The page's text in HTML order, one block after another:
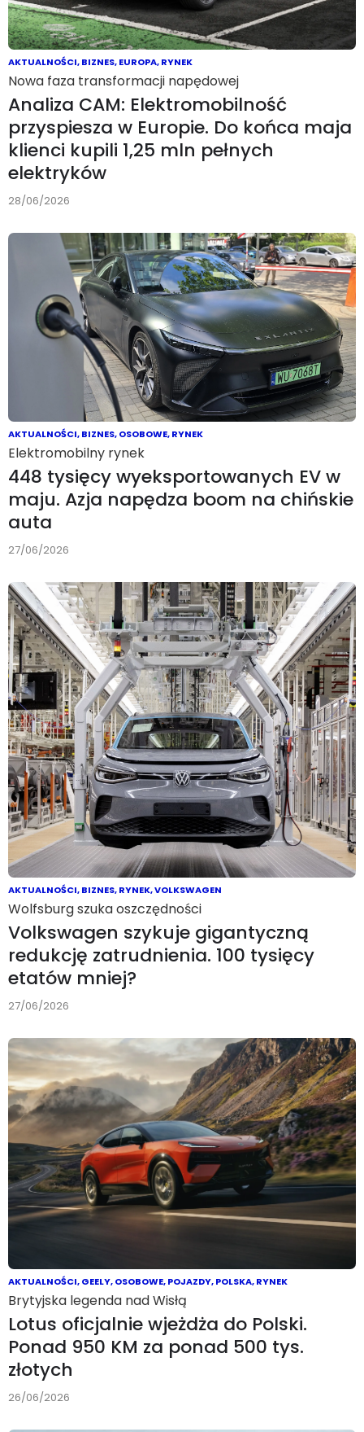
AKTUALNOŚCI,BIZNES,EUROPA,RYNEK
Nowa faza transformacji napędowej
Analiza CAM: Elektromobilność
przyspiesza w Europie. Do końca maja
klienci kupili 1,25 mln pełnych
elektryków
28/06/2026
AKTUALNOŚCI,BIZNES,OSOBOWE,RYNEK
Elektromobilny rynek
448 tysięcy wyeksportowanych EV w
maju. Azja napędza boom na chińskie
auta
27/06/2026
AKTUALNOŚCI,BIZNES,RYNEK,VOLKSWAGEN
Wolfsburg szuka oszczędności
Volkswagen szykuje gigantyczną
redukcję zatrudnienia. 100 tysięcy
etatów mniej?
27/06/2026
AKTUALNOŚCI,GEELY,OSOBOWE,POJAZDY,POLSKA,RYNEK
Brytyjska legenda nad Wisłą
Lotus oficjalnie wjeżdża do Polski.
Ponad 950 KM za ponad 500 tys.
złotych
26/06/2026